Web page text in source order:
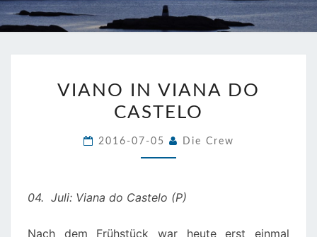
IN
VIANA
VIANO IN VIANA DO
CASTELO
2016-07-05 Die Crew
04. Juli: Viana do Castelo (P)
Nach dem Frühstück war heute erst einmal